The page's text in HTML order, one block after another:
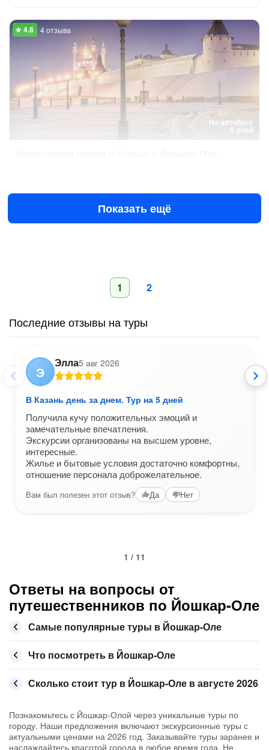
На автобусе
5 дней
4 отзыва
39 200 ₽за человека
Показать ещё
1 2
Последние отзывы на туры
Э
Элла5 авг 2026
В Казань день за днем. Тур на 5 дней
Получила кучу положительных эмоций и
замечательные впечатления.
Экскурсии организованы на высшем уровне,
интересные.
Жилье и бытовые условия достаточно комфортны,
отношение персонала доброжелательное.
Вам был полезен этот отзыв? Да Нет
1 / 11
Ответы на вопросы от
путешественников по Йошкар-Оле
Самые популярные туры в Йошкар-Оле
Что посмотреть в Йошкар-Оле
Сколько стоит тур в Йошкар-Оле в августе 2026
Познакомьтесь с Йошкар-Олой через уникальные туры по
городу. Наши предложения включают экскурсионные туры с
актуальными ценами на 2026 год. Заказывайте туры заранее и
наслаждайтесь красотой города в любое время года. Не